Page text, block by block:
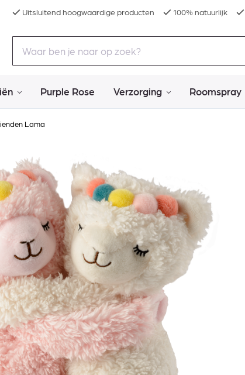
Uitsluitend hoogwaardige producten 100% natuurlijk
Purple Rose Verzorging Roomspray
Lama